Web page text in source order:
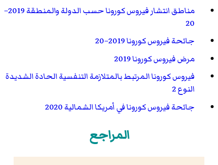
مناطق انتشار فيروس كورونا حسب الدولة والمنطقة 2019–
20
جائحة فيروس كورونا 2019–20
مرض فيروس كورونا 2019
فيروس كورونا المرتبط بالمتلازمة التنفسية الحادة الشديدة
النوع 2
جائحة فيروس كورونا في أمريكا الشمالية 2020
المراجع